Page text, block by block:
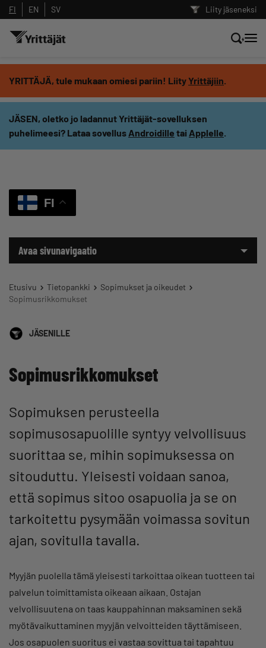
Liity jäseneksi
FI EN SV
YRITTÄJÄ, tule mukaan omiesi pariin! LiityYrittäjiin.
JÄSEN, oletko jo ladannut Yrittäjät-sovelluksen
puhelimeesi? Lataa sovellus Androidille tai Applelle.
FI
Avaa sivunavigaatio
Etusivu Tietopankki
Sopimukset ja oikeudet
Sopimusrikkomukset
JÄSENILLE
Sopimusrikkomukset
Sopimuksen perusteella
sopimusosapuolille syntyy velvollisuus
suorittaa se, mihin sopimuksessa on
sitouduttu. Yleisesti voidaan sanoa,
että sopimus sitoo osapuolia ja se on
tarkoitettu pysymään voimassa sovitun
ajan, sovitulla tavalla.
Myyjän puolella tämä yleisesti tarkoittaa oikean tuotteen tai
palvelun toimittamista oikeaan aikaan. Ostajan
velvollisuutena on taas kauppahinnan maksaminen sekä
myötävaikuttaminen myyjän velvoitteiden täyttämiseen.
Jos osapuolen suoritus ei vastaa sovittua tai tapahtuu
Hae sivustolta tai kysy suoraan
Yrittäjien tekoälyltä